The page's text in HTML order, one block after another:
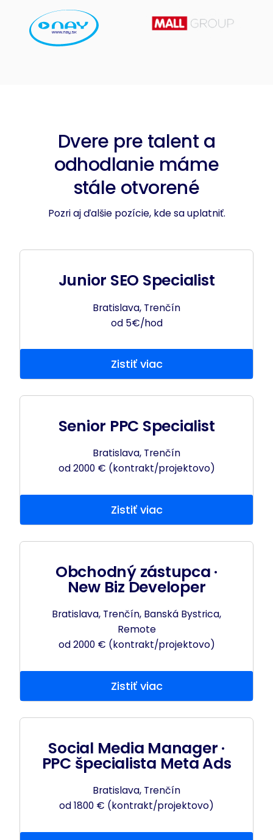
Dvere pre talent a
odhodlanie máme
stále otvorené
Pozri aj ďalšie pozície, kde sa uplatniť.
Junior SEO Specialist
Bratislava, Trenčín
od 5€/hod
Zistiť viac
Senior PPC Specialist
Bratislava, Trenčín
od 2000 € (kontrakt/projektovo)
Zistiť viac
Obchodný zástupca ·
New Biz Developer
Bratislava, Trenčín, Banská Bystrica,
Remote
od 2000 € (kontrakt/projektovo)
Zistiť viac
Social Media Manager ·
PPC špecialista Meta Ads
Bratislava, Trenčín
od 1800 € (kontrakt/projektovo)